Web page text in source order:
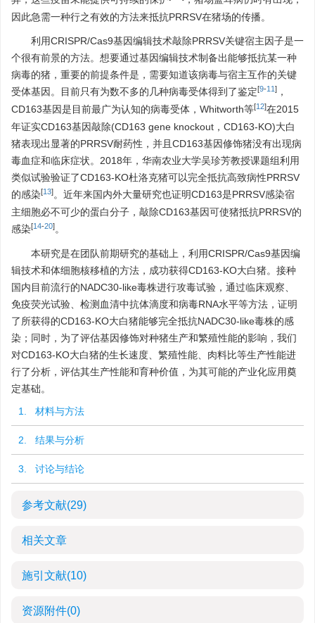
因此急需一种行之有效的方法来抵抗PRRSV在猪场的传播。
利用CRISPR/Cas9基因编辑技术敲除PRRSV关键宿主因子是一
个很有前景的方法。想要通过基因编辑技术制备出能够抵抗某一种
病毒的猪，重要的前提条件是，需要知道该病毒与宿主互作的关键
受体基因。目前只有为数不多的几种病毒受体得到了鉴定[9-11] ，
CD163基因是目前最广为认知的病毒受体，Whitworth等[12]在2015
年证实CD163基因敲除(CD163 gene knockout，CD163-KO)大白
猪表现出显著的PRRSV耐药性，并且CD163基因修饰猪没有出现病
毒血症和临床症状。2018年，华南农业大学吴珍芳教授课题组利用
类似试验验证了CD163-KO杜洛克猪可以完全抵抗高致病性PRRSV
的感染[13]。近年来国内外大量研究也证明CD163是PRRSV感染宿
主细胞必不可少的蛋白分子，敲除CD163基因可使猪抵抗PRRSV的
感染[14-20]。
本研究是在团队前期研究的基础上，利用CRISPR/Cas9基因编
辑技术和体细胞核移植的方法，成功获得CD163-KO大白猪。接种
国内目前流行的NADC30-like毒株进行攻毒试验，通过临床观察、
免疫荧光试验、检测血清中抗体滴度和病毒RNA水平等方法，证明
了所获得的CD163-KO大白猪能够完全抵抗NADC30-like毒株的感
染；同时，为了评估基因修饰对种猪生产和繁殖性能的影响，我们
对CD163-KO大白猪的生长速度、繁殖性能、肉料比等生产性能进
行了分析，评估其生产性能和育种价值，为其可能的产业化应用奠
定基础。
1. 材料与方法
2. 结果与分析
3. 讨论与结论
参考文献(29)
相关文章
施引文献(10)
资源附件(0)